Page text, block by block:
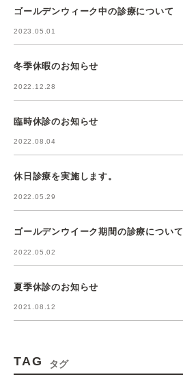
ゴールデンウィーク中の診療について
2023.05.01
冬季休暇のお知らせ
2022.12.28
臨時休診のお知らせ
2022.08.04
休日診療を実施します。
2022.05.29
ゴールデンウイーク期間の診療について
2022.05.02
夏季休診のお知らせ
2021.08.12
TAG タグ